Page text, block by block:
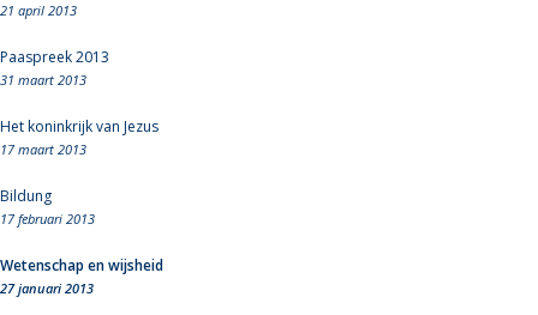
21 april 2013
Paaspreek 2013
31 maart 2013
Het koninkrijk van Jezus
17 maart 2013
Bildung
17 februari 2013
Wetenschap en wijsheid
27 januari 2013